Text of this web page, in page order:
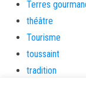
Terres
théâtre
Tourisme
toussaint
tradition